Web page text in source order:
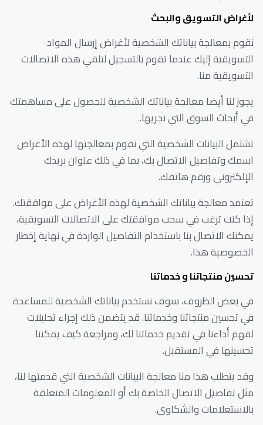
لأغراض التسويق والبحث
نقوم بمعالجة بياناتك الشخصية لأغراض إرسال المواد
التسويقية إليك عندما تقوم بالتسجيل لتلقي هذه الاتصالات
التسويقية منا.
يجوز لنا أيضا معالجة بياناتك الشخصية للحصول على مساهمتك
في أبحاث السوق التي نجريها.
تشتمل البيانات الشخصية التي نقوم بمعالجتها لهذه الأغراض
اسمك وتفاصيل الاتصال بك، بما في ذلك عنوان بريدك
الإلكتروني ورقم هاتفك.
تعتمد معالجة بياناتك الشخصية لهذه الأغراض على موافقتك.
إذا كنت ترغب في سحب موافقتك على الاتصالات التسويقية،
يمكنك الاتصال بنا باستخدام التفاصيل الواردة في نهاية إخطار
الخصوصية هذا.
تحسين منتجاتنا و خدماتنا
في بعض الظروف، سوف نستخدم بياناتك الشخصية للمساعدة
في تحسين منتجاتنا وخدماتنا. قد يتضمن ذلك إجراء تحليلات
لفهم أداءنا في تقديم خدماتنا لك، ومراجعة كيف يمكننا
تحسينها في المستقبل.
وقد يتطلب هذا منا معالجة البيانات الشخصية التي قدمتها لنا،
مثل تفاصيل الاتصال الخاصة بك أو المعلومات المتعلقة
بالاستعلامات والشكاوى.